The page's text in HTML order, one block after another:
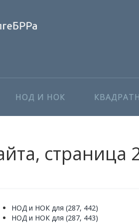
НОД И НОК
страница
НОД и НОК для (287, 442)
НОД и НОК для (287, 443)